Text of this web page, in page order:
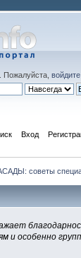
. Пожалуйста,войдите
Вход
советы
и особенно